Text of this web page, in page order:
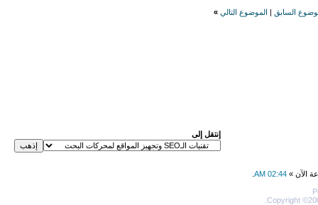
السابق الموضوع التالي »
إنتقل إلى
الآن » 02:44 AM
Copyright